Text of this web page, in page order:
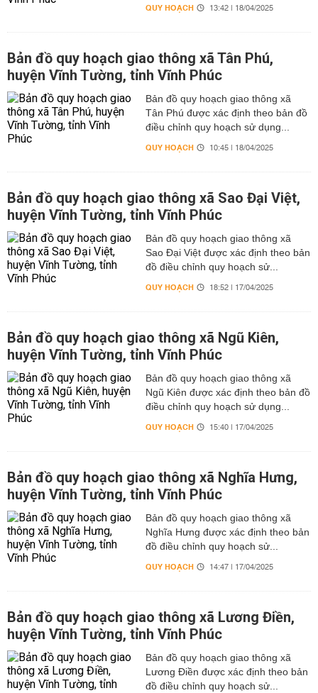
QUY HOẠCH 13:42 | 18/04/2025
Bản đồ quy hoạch giao thông xã Tân Phú,
huyện Vĩnh Tường, tỉnh Vĩnh Phúc
Bản đồ quy hoạch giao thông xã
Tân Phú được xác định theo bản đồ
điều chỉnh quy hoạch sử dụng...
QUY HOẠCH 10:45 | 18/04/2025
Bản đồ quy hoạch giao thông xã Sao Đại Việt,
huyện Vĩnh Tường, tỉnh Vĩnh Phúc
Bản đồ quy hoạch giao thông xã
Sao Đại Việt được xác định theo bản
đồ điều chỉnh quy hoạch sử...
QUY HOẠCH 18:52 | 17/04/2025
Bản đồ quy hoạch giao thông xã Ngũ Kiên,
huyện Vĩnh Tường, tỉnh Vĩnh Phúc
Bản đồ quy hoạch giao thông xã
Ngũ Kiên được xác định theo bản đồ
điều chỉnh quy hoạch sử dụng...
QUY HOẠCH 15:40 | 17/04/2025
Bản đồ quy hoạch giao thông xã Nghĩa Hưng,
huyện Vĩnh Tường, tỉnh Vĩnh Phúc
Bản đồ quy hoạch giao thông xã
Nghĩa Hưng được xác định theo bản
đồ điều chỉnh quy hoạch sử...
QUY HOẠCH 14:47 | 17/04/2025
Bản đồ quy hoạch giao thông xã Lương Điền,
huyện Vĩnh Tường, tỉnh Vĩnh Phúc
Bản đồ quy hoạch giao thông xã
Lương Điền được xác định theo bản
đồ điều chỉnh quy hoạch sử...